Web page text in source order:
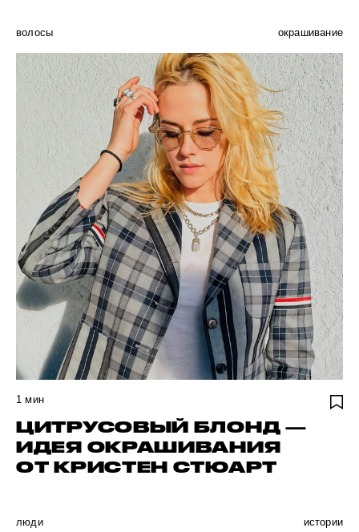
волосы окрашивание
1 мин
ЦИТРУСОВЫЙ БЛОНД —
ИДЕЯ ОКРАШИВАНИЯ
ОТ КРИСТЕН СТЮАРТ
люди истории